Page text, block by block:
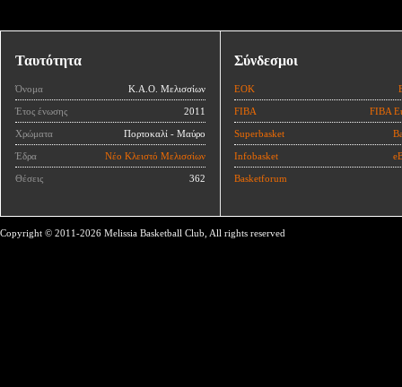
Ταυτότητα
Όνομα Κ.Α.Ο. Μελισσίων
Έτος ένωσης 2011
Χρώματα Πορτοκαλί - Μαύρο
Έδρα Νέο Κλειστό Μελισσίων
Θέσεις 362
Σύνδεσμοι
ΕΟΚ
FIBA FIBA
Superbasket
Infobasket
Basketforum
Copyright © 2011-2026 Melissia Basketball Club, All rights reserved